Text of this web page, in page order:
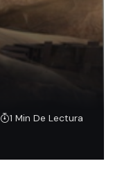
1 Min De Lectura